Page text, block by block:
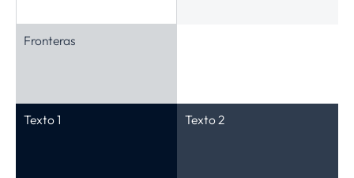
Fronteras
Texto 1 Texto 2